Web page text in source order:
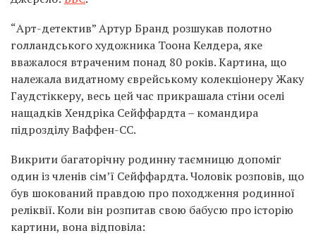
“Арт-детектив” Артур Бранд розшукав полотно
голландського художника Тоона Келдера, яке
вважалося втраченим понад 80 років. Картина, що
належала видатному єврейському колекціонеру Жаку
Гаудстіккеру, весь цей час прикрашала стіни оселі
нащадків Хендріка Сейффардта – командира
підрозділу Ваффен-СС.
Викрити багаторічну родинну таємницю допоміг
один із членів сім’ї Сейффардта. Чоловік розповів, що
був шокований правдою про походження родинної
реліквії. Коли він розпитав свою бабусю про історію
картини, вона відповіла: